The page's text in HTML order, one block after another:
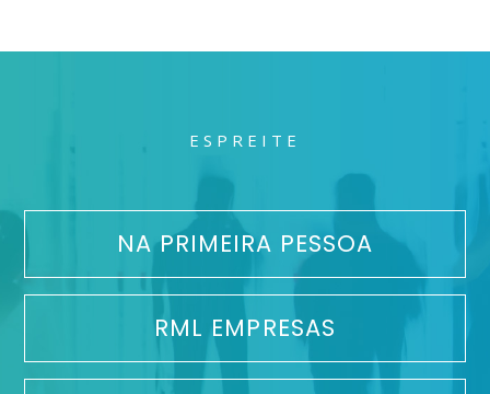
ESPREITE
NA PRIMEIRA PESSOA
RML EMPRESAS